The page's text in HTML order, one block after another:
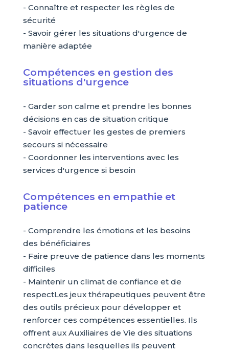
- Connaître et respecter les règles de
sécurité
- Savoir gérer les situations d'urgence de
manière adaptée
Compétences en gestion des
situations d'urgence
- Garder son calme et prendre les bonnes
décisions en cas de situation critique
- Savoir effectuer les gestes de premiers
secours si nécessaire
- Coordonner les interventions avec les
services d'urgence si besoin
Compétences en empathie et
patience
- Comprendre les émotions et les besoins
des bénéficiaires
- Faire preuve de patience dans les moments
difficiles
- Maintenir un climat de confiance et de
respectLes jeux thérapeutiques peuvent être
des outils précieux pour développer et
renforcer ces compétences essentielles. Ils
offrent aux Auxiliaires de Vie des situations
concrètes dans lesquelles ils peuvent